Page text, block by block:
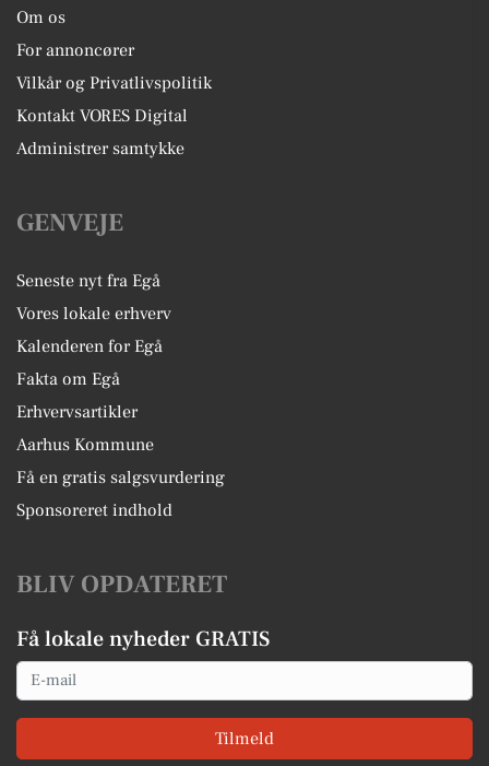
Om os
For annoncører
Vilkår og Privatlivspolitik
Kontakt VORES Digital
Administrer samtykke
GENVEJE
Seneste nyt fra Egå
Vores lokale erhverv
Kalenderen for Egå
Fakta om Egå
Erhvervsartikler
Aarhus Kommune
Få en gratis salgsvurdering
Sponsoreret indhold
BLIV OPDATERET
Få lokale nyheder GRATIS
Email
Tilmeld